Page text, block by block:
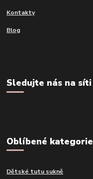
Kontakty
Blog
Sledujte nás na síti
Oblíbené kategorie
Dětské tutu sukně